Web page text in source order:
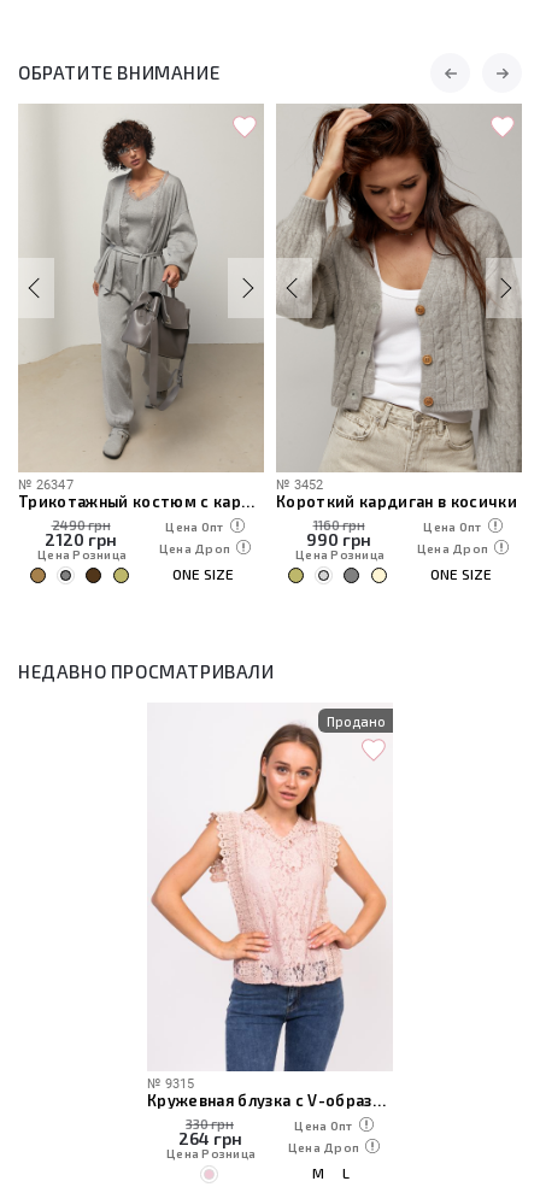
ОБРАТИТЕ ВНИМАНИЕ
№ 26347
Трикотажный костюм с кардиганом, топом и брюками
2490 грн
2120 грн
Цена Розница
Цена Опт
Цена Дроп
ONE SIZE
№ 3452
Короткий кардиган в косички
1160 грн
990 грн
Цена Розница
Цена Опт
Цена Дроп
ONE SIZE
НЕДАВНО ПРОСМАТРИВАЛИ
Продано
№ 9315
Кружевная блузка с V-образным вырезом
330 грн
264 грн
Цена Розница
Цена Опт
Цена Дроп
M L